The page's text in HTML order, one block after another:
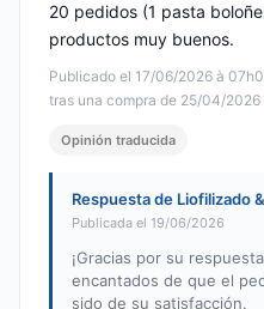
Publicado el 17/06/2026 à
tras una compra de 25/04/2026
20 pedidos (1 pasta
productos muy buenos.
Opinión traducida
Respuesta de Liofilizado
Publicada el 19/06/2026
¡Gracias por su
encantados de que el
sido de su satisfacción.